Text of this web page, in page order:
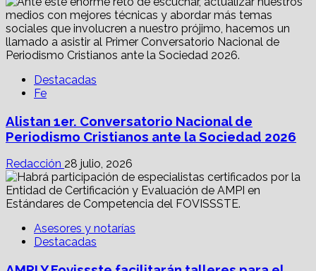
Destacadas
Fe
Alistan 1er. Conversatorio Nacional de
Periodismo Cristianos ante la Sociedad 2026
Redacción 28 julio, 2026
Asesores y notarías
Destacadas